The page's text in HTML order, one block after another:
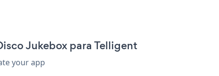
Jukebox para Telligent
your app